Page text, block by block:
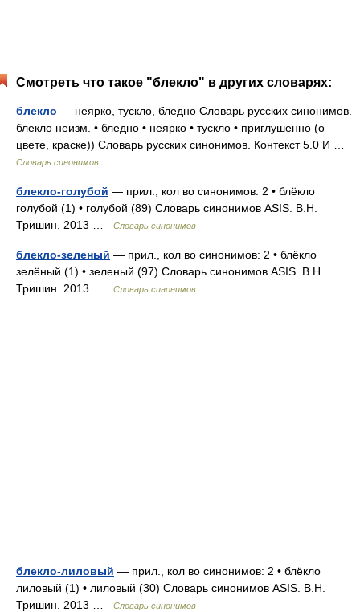
Смотреть что такое "блекло" в других словарях:
блекло — неярко, тускло, бледно Словарь русских синонимов.
блекло неизм. • бледно • неярко • тускло • приглушенно (о
цвете, краске)) Словарь русских синонимов. Контекст 5.0 И …
Словарь синонимов
блекло-голубой — прил., кол во синонимов: 2 • блёкло
голубой (1) • голубой (89) Словарь синонимов ASIS. В.Н.
Тришин. 2013 …
Словарь синонимов
блекло-зеленый — прил., кол во синонимов: 2 • блёкло
зелёный (1) • зеленый (97) Словарь синонимов ASIS. В.Н.
Тришин. 2013 …
Словарь синонимов
блекло-лиловый — прил., кол во синонимов: 2 • блёкло
лиловый (1) • лиловый (30) Словарь синонимов ASIS. В.Н.
Тришин. 2013 …
Словарь синонимов